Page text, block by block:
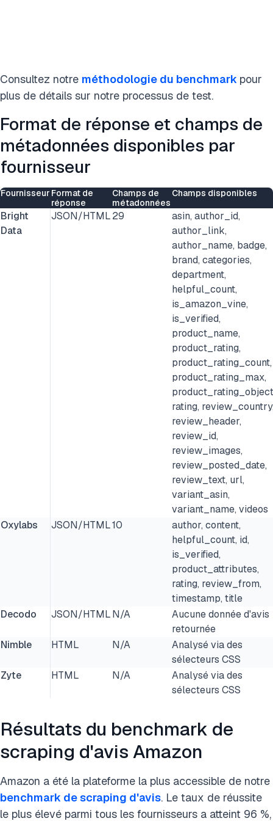
Consultez notre méthodologie du benchmark pour
plus de détails sur notre processus de test.
Format de réponse et champs de
métadonnées disponibles par
fournisseur
Fournisseur Format de
réponse
Champs de
métadonnées
Champs disponibles
Bright
Data
JSON/HTML29
asin, author_id,
author_link,
author_name, badge,
brand, categories,
department,
helpful_count,
is_amazon_vine,
is_verified,
product_name,
product_rating,
product_rating_count,
product_rating_max,
rating,
review_header,
review_id,
review_images,
review_posted_date,
review_text, url,
variant_asin,
variant_name, videos
Oxylabs
JSON/HTML10
author, content,
helpful_count, id,
is_verified,
product_attributes,
rating, review_from,
timestamp, title
Decodo
JSON/HTMLN/A
Aucune donnée d'avis
retournée
Nimble
HTML N/A
Analysé via des
sélecteurs CSS
Zyte
HTML N/A
Analysé via des
sélecteurs CSS
Résultats du benchmark de
scraping d'avis Amazon
Amazon a été la plateforme la plus accessible de notre
benchmark de scraping d'avis. Le taux de réussite
le plus élevé parmi tous les fournisseurs a atteint 96 %,